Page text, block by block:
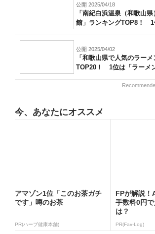
公開 2025/04/18
「南紀白浜温泉（和歌山
館」ランキングTOP8！ 1
公開 2025/04/02
「和歌山県で人気のラー
TOP20！ 1位は「ラーメ
今、あなたにオススメ
アマゾン1位「このお茶ガチ
です」噂のお茶
PR(ハーブ健康本舗)
FPが解説！
手数料0円
は？
PR(Fav-Log)